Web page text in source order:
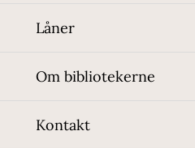
Låner
Om bibliotekerne
Kontakt